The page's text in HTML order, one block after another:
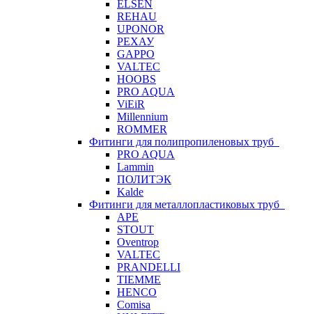
ELSEN
REHAU
UPONOR
РЕХАУ
GAPPO
VALTEC
HOOBS
PRO AQUA
ViEiR
Millennium
ROMMER
Фитинги для полипропиленовых труб
PRO AQUA
Lammin
ПОЛИТЭК
Kalde
Фитинги для металлопластиковых труб
APE
STOUT
Oventrop
VALTEC
PRANDELLI
TIEMME
HENCO
Comisa